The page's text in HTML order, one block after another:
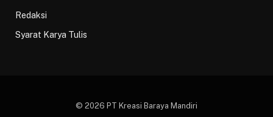
Redaksi
Syarat Karya Tulis
© 2026 PT Kreasi Baraya Mandiri